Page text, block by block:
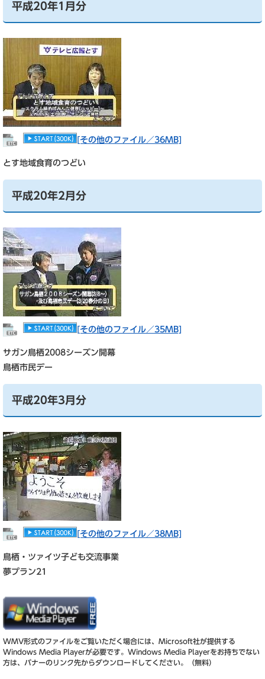
平成20年1月分
[その他のファイル／36MB]
とす地域食育のつどい
平成20年2月分
[その他のファイル／35MB]
サガン鳥栖2008シーズン開幕
鳥栖市民デー
平成20年3月分
[その他のファイル／38MB]
鳥栖・ツァイツ子ども交流事業
夢プラン21
WMV形式のファイルをご覧いただく場合には、Microsoft社が提供する
Windows Media Playerが必要です。 Windows Media Playerをお持ちでない
方は、バナーのリンク先からダウンロードしてください。（無料）